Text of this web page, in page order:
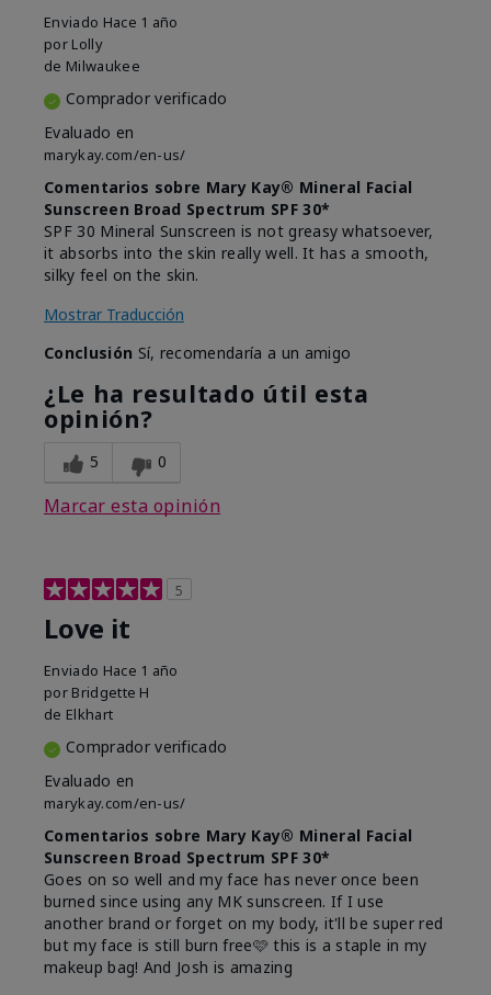
Enviado Hace 1 año
por Lolly
de Milwaukee
Comprador verificado
Evaluado en
marykay.com/en-us/
Comentarios sobre Mary Kay® Mineral Facial
Sunscreen Broad Spectrum SPF 30*
SPF 30 Mineral Sunscreen is not greasy whatsoever,
it absorbs into the skin really well. It has a smooth,
silky feel on the skin.
Mostrar Traducción
Conclusión Sí, recomendaría a un amigo
¿Le ha resultado útil esta
opinión?
5 0
Marcar esta opinión
5
Love it
Enviado Hace 1 año
por Bridgette H
de Elkhart
Comprador verificado
Evaluado en
marykay.com/en-us/
Comentarios sobre Mary Kay® Mineral Facial
Sunscreen Broad Spectrum SPF 30*
Goes on so well and my face has never once been
burned since using any MK sunscreen. If I use
another brand or forget on my body, it'll be super red
but my face is still burn free🩷 this is a staple in my
makeup bag! And Josh is amazing